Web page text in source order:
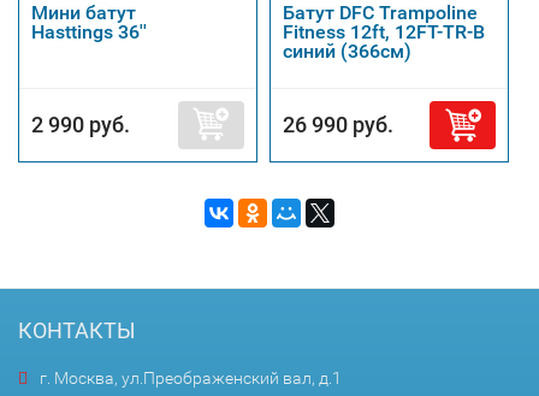
Мини батут
Hasttings 36''
2 990 руб.
Батут DFC Trampoline
Fitness 12ft, 12FT-TR-B
синий (366см)
26 990 руб.
КОНТАКТЫ
г. Москва, ул.Преображенский вал, д.1